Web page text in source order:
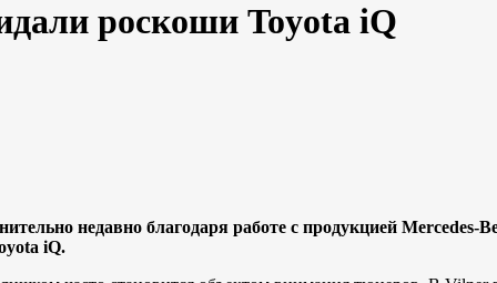
роскоши Toyota iQ
недавно благодаря работе с продукцией
iQ.